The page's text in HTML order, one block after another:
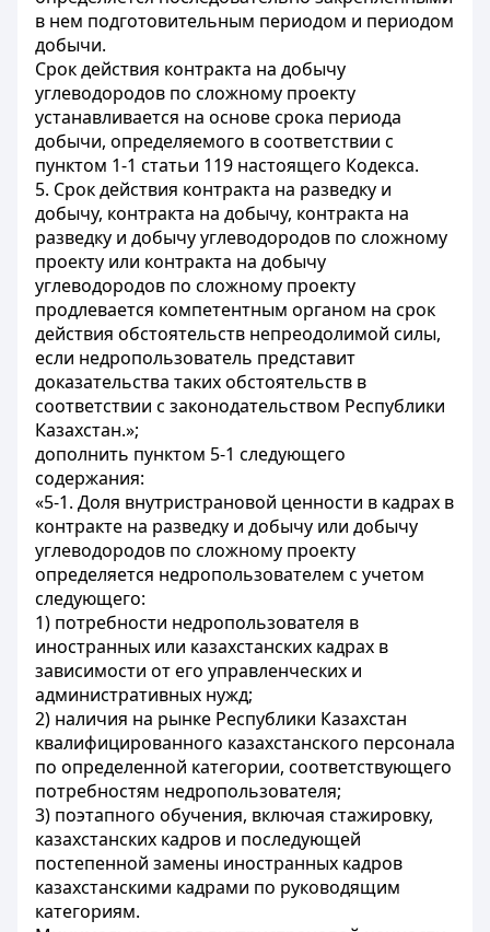
в нем подготовительным периодом и периодом
добычи.
Срок действия контракта на добычу
углеводородов по сложному проекту
устанавливается на основе срока периода
добычи, определяемого в соответствии с
пунктом 1-1 статьи 119 настоящего Кодекса.
5. Срок действия контракта на разведку и
добычу, контракта на добычу, контракта на
разведку и добычу углеводородов по сложному
проекту или контракта на добычу
углеводородов по сложному проекту
продлевается компетентным органом на срок
действия обстоятельств непреодолимой силы,
если недропользователь представит
доказательства таких обстоятельств в
соответствии с законодательством Республики
Казахстан.»;
дополнить пунктом 5-1 следующего
содержания:
«5-1. Доля внутристрановой ценности в кадрах в
контракте на разведку и добычу или добычу
углеводородов по сложному проекту
определяется недропользователем с учетом
следующего:
1) потребности недропользователя в
иностранных или казахстанских кадрах в
зависимости от его управленческих и
административных нужд;
2) наличия на рынке Республики Казахстан
квалифицированного казахстанского персонала
по определенной категории, соответствующего
потребностям недропользователя;
3) поэтапного обучения, включая стажировку,
казахстанских кадров и последующей
постепенной замены иностранных кадров
казахстанскими кадрами по руководящим
категориям.